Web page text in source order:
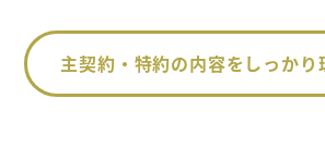
主契約・特約の内容をしっかり